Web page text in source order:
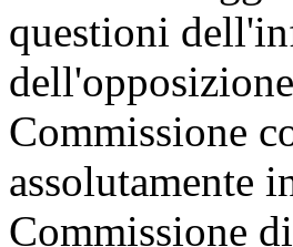
questioni
Commissione
assolutamente
Commissione